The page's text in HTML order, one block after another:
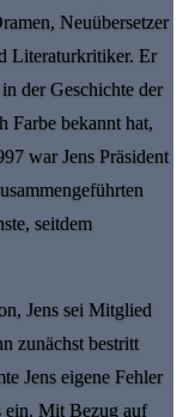
Neuübersetzer
Literaturkritiker. Er
der Geschichte der
Farbe bekannt hat,
war Jens Präsident
seitdem
Jens sei Mitglied
zunächst bestritt
Jens eigene Fehler
ein. Mit Bezug auf